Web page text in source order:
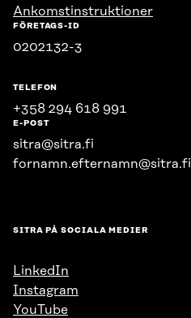
Ankomstinstruktioner
FÖRETAGS-ID
0202132-3
TELEFON
+358 294 618 991
E-POST
sitra@sitra.fi
fornamn.efternamn@sitra.fi
SITRA PÅ SOCIALA MEDIER
LinkedIn
Instagram
YouTube